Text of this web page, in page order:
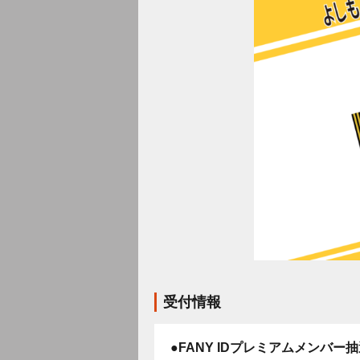
受付情報
●FANY IDプレミアムメンバー